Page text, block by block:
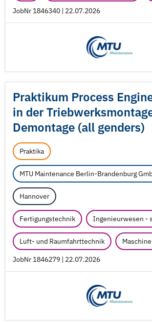
JobNr 1846340 | 22.07.2026
Praktikum Process
in der
Demontage (all genders)
Praktika
MTU Maintenance Berlin-Brandenburg
Hannover
Fertigungstechnik Ingenieurwesen -
Luft- und Raumfahrttechnik
JobNr 1846279 | 22.07.2026